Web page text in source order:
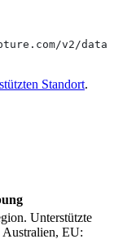
v2/
Standort.
Unterstützte
EU: